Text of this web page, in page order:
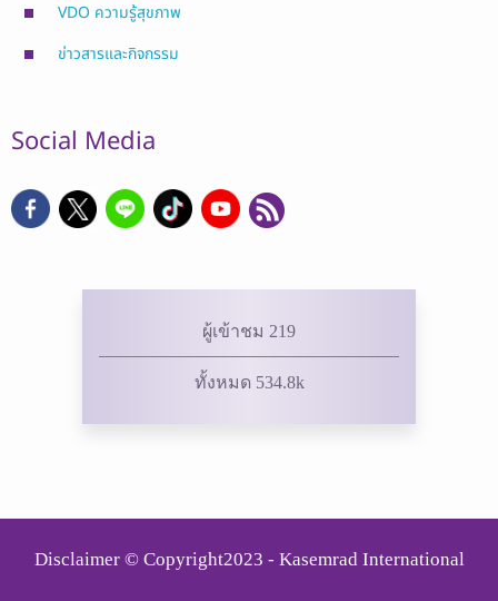
VDO ความรู้สุขภาพ
ข่าวสารและกิจกรรม
Social Media
ผู้เข้าชม 219
ทั้งหมด 534.8k
Disclaimer © Copyright2023 - Kasemrad International